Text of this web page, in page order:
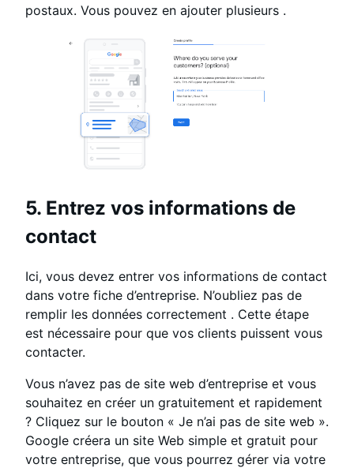
postaux. Vous pouvez en ajouter plusieurs .
5. Entrez vos informations de
contact
Ici, vous devez entrer vos informations de contact
dans votre fiche d’entreprise. N’oubliez pas de
remplir les données correctement . Cette étape
est nécessaire pour que vos clients puissent vous
contacter.
Vous n’avez pas de site web d’entreprise et vous
souhaitez en créer un gratuitement et rapidement
? Cliquez sur le bouton « Je n’ai pas de site web ».
Google créera un site Web simple et gratuit pour
votre entreprise, que vous pourrez gérer via votre